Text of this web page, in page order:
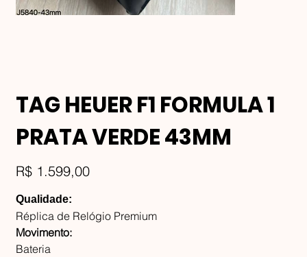
TAG HEUER F1 FORMULA 1
PRATA VERDE 43MM
Preço
R$ 1.599,00
Qualidade:
Réplica de Relógio Premium
Movimento:
Bateria